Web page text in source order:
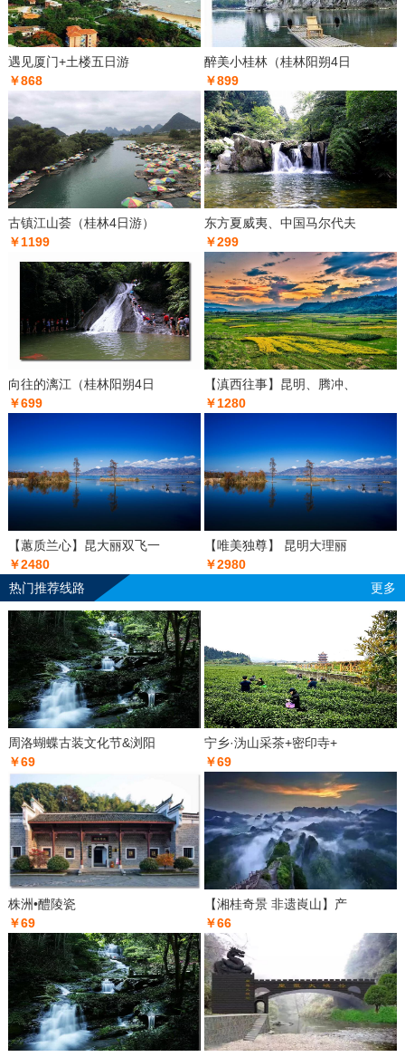
遇见厦门+土楼五日游
￥868
醉美小桂林（桂林阳朔4日
￥899
古镇江山荟（桂林4日游）
￥1199
东方夏威夷、中国马尔代夫
￥299
向往的漓江（桂林阳朔4日
￥699
【滇西往事】昆明、腾冲、
￥1280
【蕙质兰心】昆大丽双飞一
￥2480
【唯美独尊】 昆明大理丽
￥2980
热门推荐线路
更多
周洛蝴蝶古装文化节&浏阳
￥69
宁乡·沩山采茶+密印寺+
￥69
株洲•醴陵瓷
￥69
【湘桂奇景 非遗崀山】产
￥66